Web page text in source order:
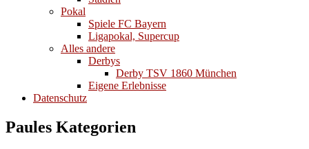
Pokal
Spiele FC Bayern
Ligapokal, Supercup
Alles andere
Derbys
Derby TSV 1860 München
Eigene Erlebnisse
Datenschutz
Paules Kategorien